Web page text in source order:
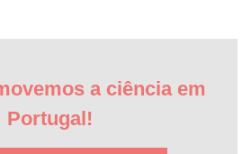
a ciência em
Portugal!